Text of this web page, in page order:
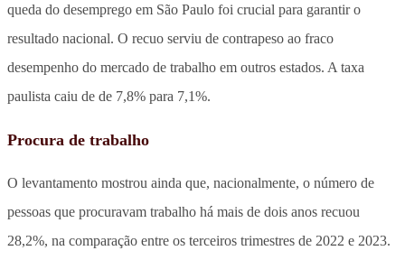
queda do desemprego em São Paulo foi crucial para garantir o
resultado nacional. O recuo serviu de contrapeso ao fraco
desempenho do mercado de trabalho em outros estados. A taxa
paulista caiu de de 7,8% para 7,1%.
Procura de trabalho
O levantamento mostrou ainda que, nacionalmente, o número de
pessoas que procuravam trabalho há mais de dois anos recuou
28,2%, na comparação entre os terceiros trimestres de 2022 e 2023.